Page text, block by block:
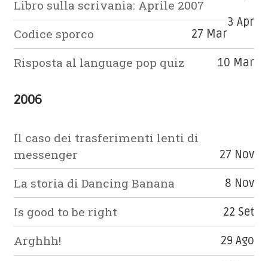
Libro sulla scrivania: Aprile 2007
3 Apr
Codice sporco 27 Mar
Risposta al language pop quiz 10 Mar
2006
Il caso dei trasferimenti lenti di
messenger
27 Nov
La storia di Dancing Banana 8 Nov
Is good to be right 22 Set
Arghhh! 29 Ago